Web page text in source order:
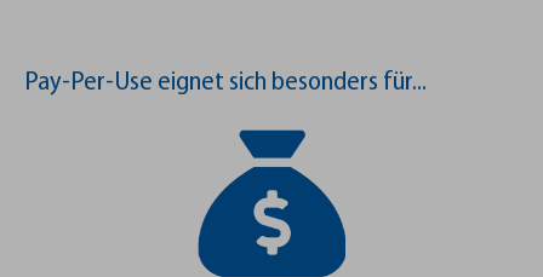
Pay-Per-Use eignet sich besonders für...